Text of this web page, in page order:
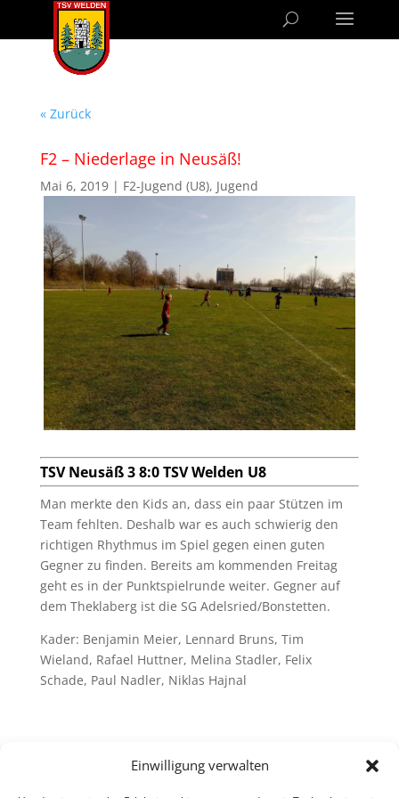
Einwilligung verwalten
« Zurück
F2 – Niederlage in Neusäß!
Mai 6, 2019| F2-Jugend (U8), Jugend
TSV Neusäß 3 8:0 TSV Welden U8
Man merkte den Kids an, dass ein paar Stützen im
Team fehlten. Deshalb war es auch schwierig den
richtigen Rhythmus im Spiel gegen einen guten
Gegner zu finden. Bereits am kommenden Freitag
geht es in der Punktspielrunde weiter. Gegner auf
dem Theklaberg ist die SG Adelsried/Bonstetten.
Kader: Benjamin Meier, Lennard Bruns, Tim
Wieland, Rafael Huttner, Melina Stadler, Felix
Schade, Paul Nadler, Niklas Hajnal